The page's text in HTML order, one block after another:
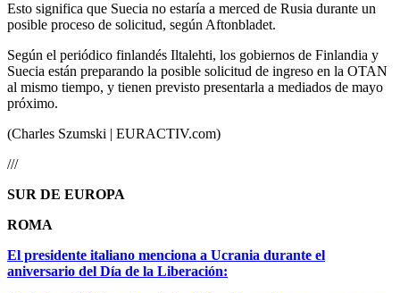
Esto significa que Suecia no estaría a merced de Rusia durante un
posible proceso de solicitud, según Aftonbladet.
Según el periódico finlandés Iltalehti, los gobiernos de Finlandia y
Suecia están preparando la posible solicitud de ingreso en la OTAN
al mismo tiempo, y tienen previsto presentarla a mediados de mayo
próximo.
(Charles Szumski | EURACTIV.com)
///
SUR DE EUROPA
ROMA
El presidente italiano menciona a Ucrania durante el
aniversario del Día de la Liberación: